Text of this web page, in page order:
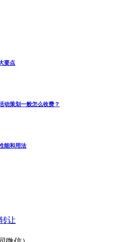
要点
动策划一般怎么收费？
能和用法
让